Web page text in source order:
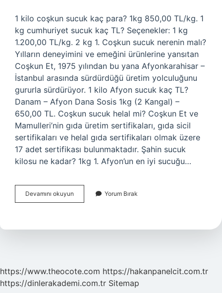
1 kilo coşkun sucuk kaç para? 1kg 850,00 TL/kg. 1
kg cumhuriyet sucuk kaç TL? Seçenekler: 1 kg
1.200,00 TL/kg. 2 kg 1. Coşkun sucuk nerenin malı?
Yılların deneyimini ve emeğini ürünlerine yansıtan
Coşkun Et, 1975 yılından bu yana Afyonkarahisar –
İstanbul arasında sürdürdüğü üretim yolculuğunu
gururla sürdürüyor. 1 kilo Afyon sucuk kaç TL?
Danam – Afyon Dana Sosis 1kg (2 Kangal) –
650,00 TL. Coşkun sucuk helal mi? Coşkun Et ve
Mamulleri’nin gıda üretim sertifikaları, gıda sicil
sertifikaları ve helal gıda sertifikaları olmak üzere
17 adet sertifikası bulunmaktadır. Şahin sucuk
kilosu ne kadar? 1kg 1. Afyon’un en iyi sucuğu…
Devamını okuyun
Sucuk
Kadar
Yorum Bırak
https://www.theocote.com https://hakanpanelcit.com.tr
https://dinlerakademi.com.tr Sitemap